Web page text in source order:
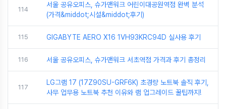
114
서울 공유오피스, 슈가맨워크 어린이대공원역점 완벽 분석
(가격&middot;시설&middot;후기)
115 GIGABYTE AERO X16 1VH93KRC94D 실사용 후기
116 서울 공유오피스, 슈가맨워크 서초역점 가격과 후기 총정리
117
LG그램 17 (17Z90SU-GRF6K) 초경량 노트북 솔직 후기,
사무 업무용 노트북 추천 이유와 램 업그레이드 꿀팁까지!